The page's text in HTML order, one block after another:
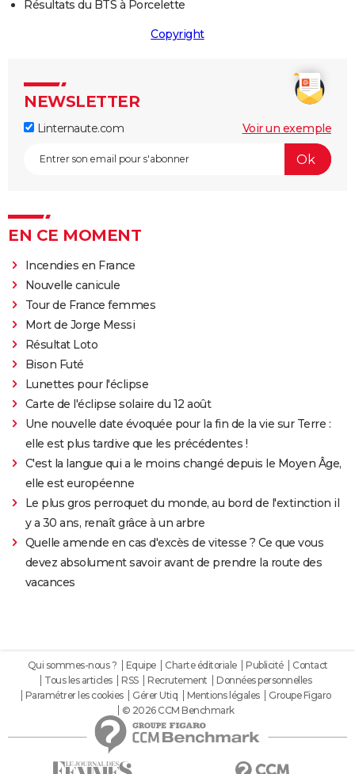
Résultats du BTS à Porcelette
Copyright
NEWSLETTER
Linternaute.com Voir un exemple
EN CE MOMENT
Incendies en France
Nouvelle canicule
Tour de France femmes
Mort de Jorge Messi
Résultat Loto
Bison Futé
Lunettes pour l'éclipse
Carte de l'éclipse solaire du 12 août
Une nouvelle date évoquée pour la fin de la vie sur Terre :
elle est plus tardive que les précédentes !
C'est la langue qui a le moins changé depuis le Moyen Âge,
elle est européenne
Le plus gros perroquet du monde, au bord de l'extinction il
y a 30 ans, renaît grâce à un arbre
Quelle amende en cas d'excès de vitesse ? Ce que vous
devez absolument savoir avant de prendre la route des
vacances
Qui sommes-nous ? Equipe Charte éditoriale Publicité
Contact
Tous les articles
RSS Recrutement
Données personnelles
Paramétrer les cookies
Gérer Utiq Mentions légales
Groupe Figaro
© 2026 CCM Benchmark